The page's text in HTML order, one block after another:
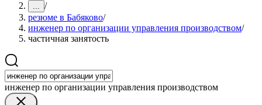
... /
резюме в Бабяково/
инженер по организации управления производством/
частичная занятость
инженер по организации управления производством